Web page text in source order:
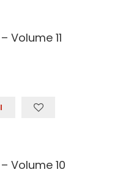
Volume 11
Volume 10